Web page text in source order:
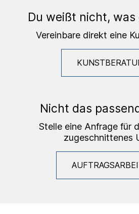
Du weißt nicht,
Vereinbare direkt eine
Nicht das
Stelle eine Anfrage für
zugeschnittenes